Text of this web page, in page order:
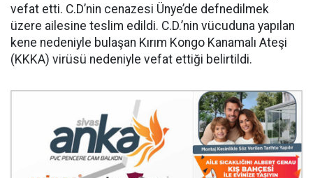
vefat etti. C.D’nin cenazesi Ünye’de defnedilmek
üzere ailesine teslim edildi. C.D.’nin vücuduna yapılan
kene nedeniyle bulaşan Kırım Kongo Kanamalı Ateşi
(KKKA) virüsü nedeniyle vefat ettiği belirtildi.